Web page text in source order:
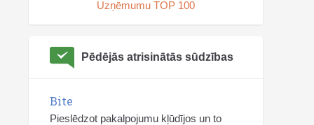
Uzņēmumu TOP 100
Pēdējās atrisinātās sūdzības
Bite
Pieslēdzot pakalpojumu kļūdījos un to